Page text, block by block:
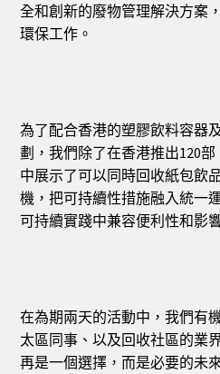
全和創新的廢物管理解決方案
環保工作。
為了配合香港的塑膠飲料容器
劃，我們除了在香港推出120
中展示了可以同時回收紙包飲
機，把可持續性措施融入統一
可持續實踐中兼容便利性和影
在為期兩天的活動中，我們有
太區同事、以及回收社區的業
再是一個選擇，而是必要的未